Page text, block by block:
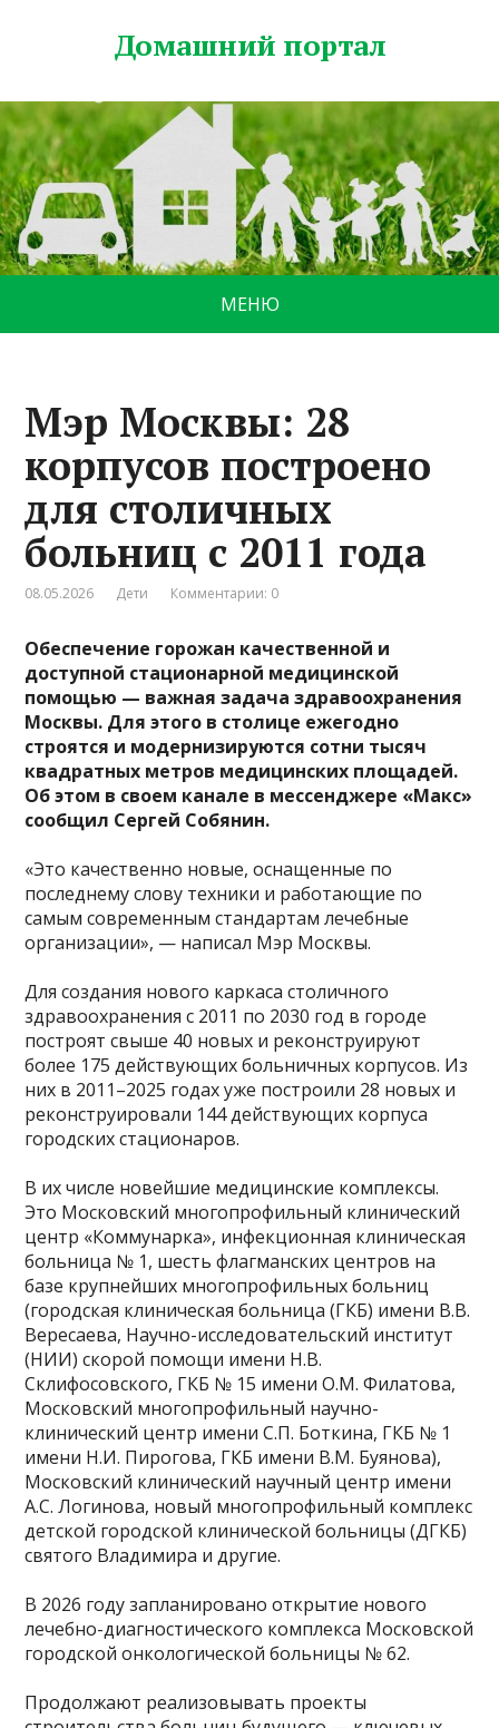
Домашний портал
МЕНЮ
Мэр Москвы: 28
корпусов построено
для столичных
больниц с 2011 года
08.05.2026 Дети Комментарии: 0
Обеспечение горожан качественной и
доступной стационарной медицинской
помощью — важная задача здравоохранения
Москвы. Для этого в столице ежегодно
строятся и модернизируются сотни тысяч
квадратных метров медицинских площадей.
Об этом в своем канале в мессенджере «Макс»
сообщил Сергей Собянин.
«Это качественно новые, оснащенные по
последнему слову техники и работающие по
самым современным стандартам лечебные
организации», — написал Мэр Москвы.
Для создания нового каркаса столичного
здравоохранения с 2011 по 2030 год в городе
построят свыше 40 новых и реконструируют
более 175 действующих больничных корпусов. Из
них в 2011–2025 годах уже построили 28 новых и
реконструировали 144 действующих корпуса
городских стационаров.
В их числе новейшие медицинские комплексы.
Это Московский многопрофильный клинический
центр «Коммунарка», инфекционная клиническая
больница № 1, шесть флагманских центров на
базе крупнейших многопрофильных больниц
(городская клиническая больница (ГКБ) имени В.В.
Вересаева, Научно-исследовательский институт
(НИИ) скорой помощи имени Н.В.
Склифосовского, ГКБ № 15 имени О.М. Филатова,
Московский многопрофильный научно-
клинический центр имени С.П. Боткина, ГКБ № 1
имени Н.И. Пирогова, ГКБ имени В.М. Буянова),
Московский клинический научный центр имени
А.С. Логинова, новый многопрофильный комплекс
детской городской клинической больницы (ДГКБ)
святого Владимира и другие.
В 2026 году запланировано открытие нового
лечебно-диагностического комплекса Московской
городской онкологической больницы № 62.
Продолжают реализовывать проекты